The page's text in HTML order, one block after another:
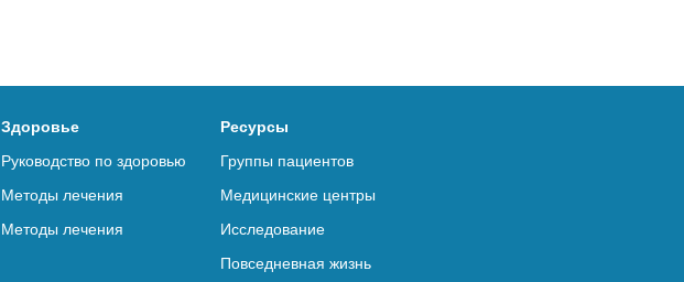
Здоровье
Руководство по здоровью
Методы лечения
Методы лечения
Ресурсы
Группы пациентов
Медицинские центры
Исследование
Повседневная жизнь